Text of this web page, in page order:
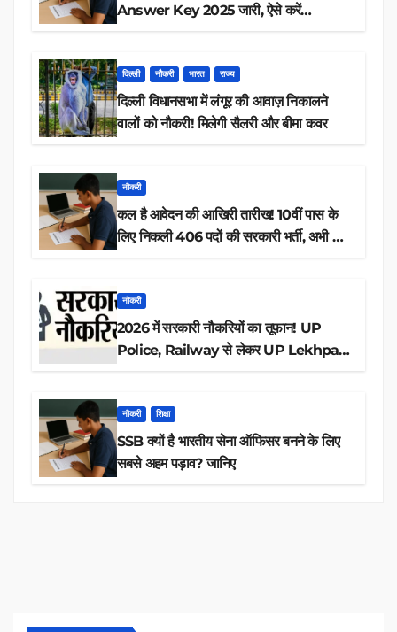
Answer Key 2025 जारी, ऐसे करें
दिल्ली नौकरी भारत राज्य
दिल्ली विधानसभा में लंगूर की आवाज़ निकालने
वालों को नौकरी! मिलेगी सैलरी और बीमा कवर
नौकरी
कल है आवेदन की आखिरी तारीख! 10वीं पास के
लिए निकली 406 पदों की सरकारी भर्ती, अभी करें
नौकरी
2026 में सरकारी नौकरियों का तूफान! UP
Police, Railway से लेकर UP Lekhpal
नौकरी शिक्षा
SSB क्यों है भारतीय सेना ऑफिसर बनने के लिए
सबसे अहम पड़ाव? जानिए